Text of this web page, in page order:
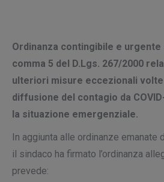
Ordinanza contingibile e urgente
comma 5 del D.Lgs. 267/2000
ulteriori misure eccezionali
diffusione del contagio da
la situazione emergenziale.
In aggiunta alle ordinanze emanate
il sindaco ha firmato l’ordinanza
prevede: